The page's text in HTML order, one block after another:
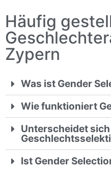
Häufig
Zypern
Was ist Gender
Wie funktioniert
Unterscheidet
Ist Gender